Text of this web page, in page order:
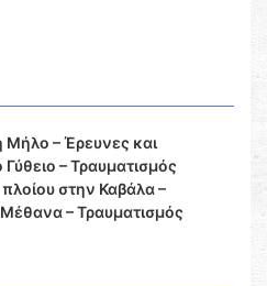
– Έρευνες και
– Τραυματισμός
στην Καβάλα –
– Τραυματισμός